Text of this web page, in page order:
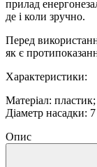
прилад
де і коли зручно.
Перед
як є
Характеристики:
Матеріал:
Діаметр насадки:
Опис